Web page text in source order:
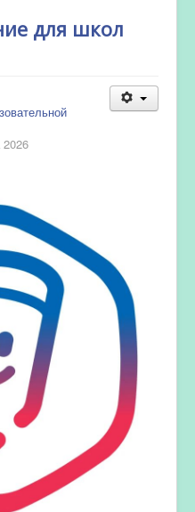
для школ
2026